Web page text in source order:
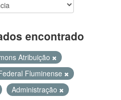
encontrado
Atribuição
Fluminense
Administração